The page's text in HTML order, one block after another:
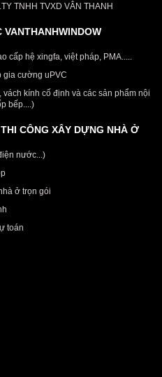
TNHH TVXD VÂN THANH
cấp hệ xingfa, việt pháp, PMA.....
gia cường uPVC
kính cố định và các sản phẩm nội
bếp....)
CÔNG XÂY DỰNG NHÀ Ở
nước...)
ở trọn gói
toán